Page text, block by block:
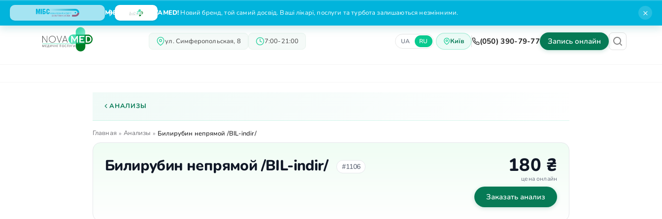
МІБС тепер NOVAMED! Новий бренд, той самий досвід. Ваші лікарі, послуги та турбота залишаються незмінними. ×
ул. Симферопольская, 8 7:00-21:00 UA RU Київ (050) 390-79-77 Запись онлайн
АНАЛИЗЫ
Главная » Анализы » Билирубин непрямой /BIL-indir/
Билирубин непрямой /BIL-indir/ #1106 180 ₴
цена онлайн
Заказать анализ